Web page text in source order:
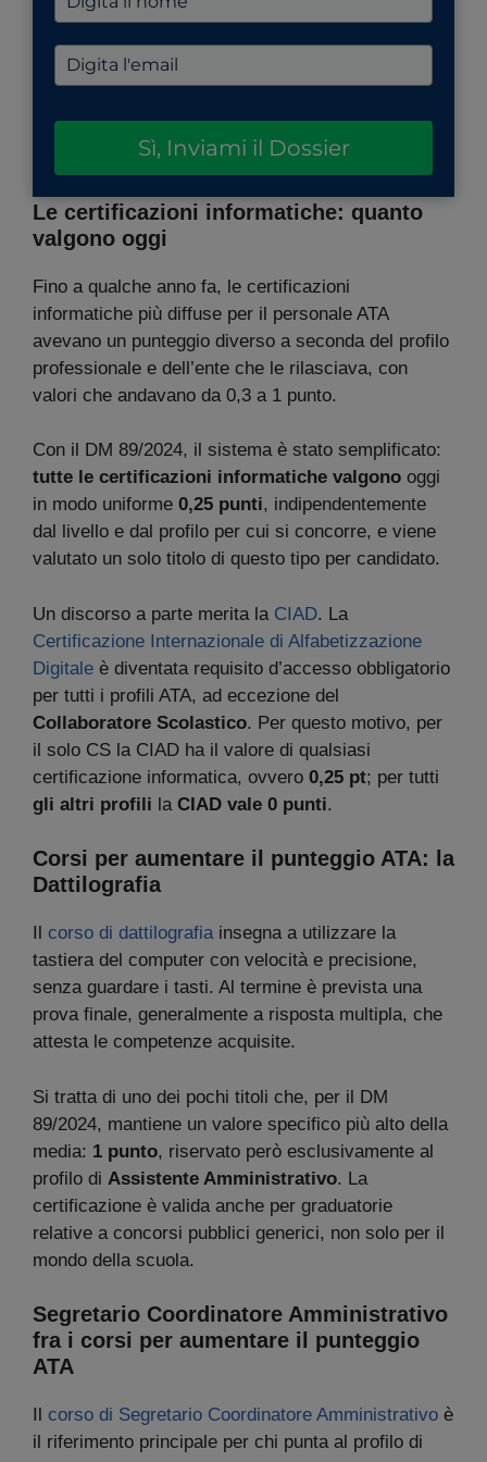
Sì, Inviami il Dossier
Le certificazioni informatiche: quanto
valgono oggi
Fino a qualche anno fa, le certificazioni
informatiche più diffuse per il personale ATA
avevano un punteggio diverso a seconda del profilo
professionale e dell’ente che le rilasciava, con
valori che andavano da 0,3 a 1 punto.
Con il DM 89/2024, il sistema è stato semplificato:
tutte le certificazioni informatiche valgono oggi
in modo uniforme 0,25 punti, indipendentemente
dal livello e dal profilo per cui si concorre, e viene
valutato un solo titolo di questo tipo per candidato.
Un discorso a parte merita la CIAD. La
Certificazione Internazionale di Alfabetizzazione
Digitale è diventata requisito d’accesso obbligatorio
per tutti i profili ATA, ad eccezione del
Collaboratore Scolastico. Per questo motivo, per
il solo CS la CIAD ha il valore di qualsiasi
certificazione informatica, ovvero 0,25 pt; per tutti
gli altri profili la CIAD vale 0 punti.
Corsi per aumentare il punteggio ATA: la
Dattilografia
corso di dattilografiainsegna a utilizzare la
tastiera del computer con velocità e precisione,
senza guardare i tasti. Al termine è prevista una
prova finale, generalmente a risposta multipla, che
attesta le competenze acquisite.
Si tratta di uno dei pochi titoli che, per il DM
89/2024, mantiene un valore specifico più alto della
media: 1 punto, riservato però esclusivamente al
profilo di Assistente Amministrativo. La
certificazione è valida anche per graduatorie
relative a concorsi pubblici generici, non solo per il
mondo della scuola.
Segretario Coordinatore Amministrativo
fra i corsi per aumentare il punteggio
ATA
corso di Segretario Coordinatore Amministrativo è
il riferimento principale per chi punta al profilo di